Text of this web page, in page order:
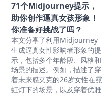
71个Midjourney提示，
助你创作逼真女孩形象！
你准备好挑战了吗？
本文分享了利用Midjourney
生成逼真女性影响者形象的提
示，包括多个年龄段、风格和
场景的描述。例如，描述了穿
着未来感夹克的26岁女性在霓
虹灯下的场景，以及穿着优雅